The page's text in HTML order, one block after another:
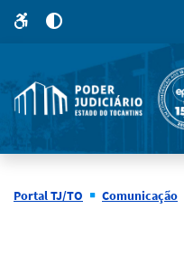
site
5
modo
de
alto
Portal TJ/TO Comunicação